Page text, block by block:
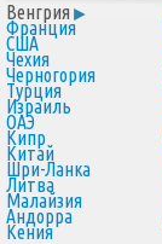
Венгрия
Франция
США
Чехия
Черногория
Турция
Израиль
ОАЭ
Кипр
Китай
Шри-Ланка
Литва
Малайзия
Андорра
Кения